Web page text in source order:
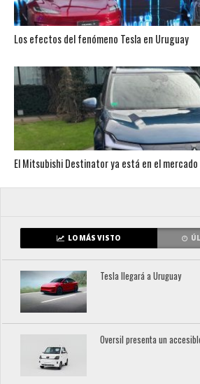
Los efectos del fenómeno Tesla en Uruguay
El Mitsubishi Destinator ya está en el
LO MÁS VISTO
Tesla llegará a Uruguay
Oversil presenta un